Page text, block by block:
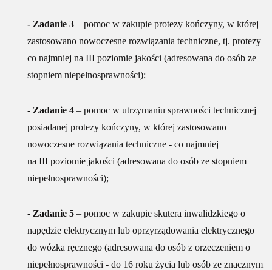
- Zadanie 3 – pomoc w zakupie protezy kończyny, w której
zastosowano nowoczesne rozwiązania techniczne, tj. protezy
co najmniej na III poziomie jakości (adresowana do osób ze
stopniem niepełnosprawności);
- Zadanie 4 – pomoc w utrzymaniu sprawności technicznej
posiadanej protezy kończyny, w której zastosowano
nowoczesne rozwiązania techniczne - co najmniej
na III poziomie jakości (adresowana do osób ze stopniem
niepełnosprawności);
- Zadanie 5 – pomoc w zakupie skutera inwalidzkiego o
napędzie elektrycznym lub oprzyrządowania elektrycznego
do wózka ręcznego (adresowana do osób z orzeczeniem o
niepełnosprawności - do 16 roku życia lub osób ze znacznym